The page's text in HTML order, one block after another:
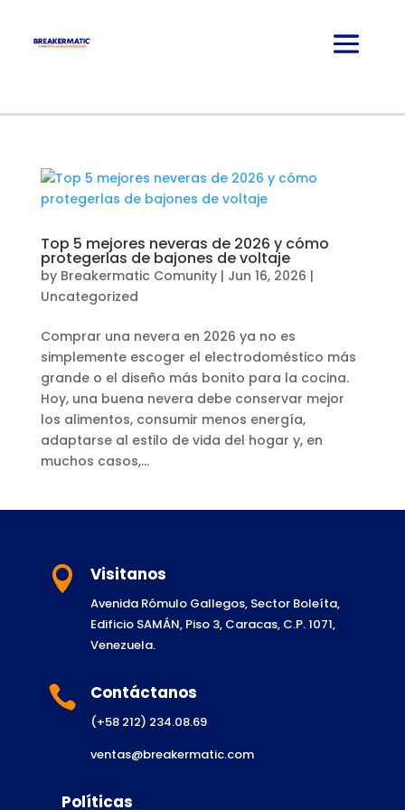
Top 5 mejores neveras de 2026 y cómo
protegerlas de bajones de voltaje
by Breakermatic Comunity| Jun 16, 2026 |
Uncategorized
Comprar una nevera en 2026 ya no es
simplemente escoger el electrodoméstico más
grande o el diseño más bonito para la cocina.
Hoy, una buena nevera debe conservar mejor
los alimentos, consumir menos energía,
adaptarse al estilo de vida del hogar y, en
muchos casos,...
 Visitanos
Avenida Rómulo Gallegos, Sector Boleíta,
Edificio SAMÁN, Piso 3, Caracas, C.P. 1071,
Venezuela.
 Contáctanos
(+58 212) 234.08.69
ventas@breakermatic.com
Políticas